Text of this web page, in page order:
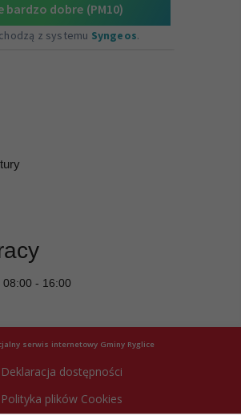
08:00 - 16:00
serwis internetowy Gminy Ryglice
Deklaracja dostępności
Polityka plików Cookies